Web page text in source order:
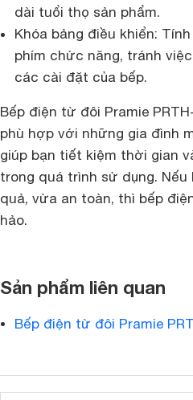
dài tuổi thọ sản phẩm.
Khóa bảng điều khiển:
phím chức năng, tránh
các cài đặt của bếp.
Bếp điện từ đôi Pramie
phù hợp với những gia đình
giúp bạn tiết kiệm thời gian
trong quá trình sử dụng.
quả, vừa an toàn, thì bếp
hảo.
Sản phẩm liên quan
Bếp điện từ đôi Pramie